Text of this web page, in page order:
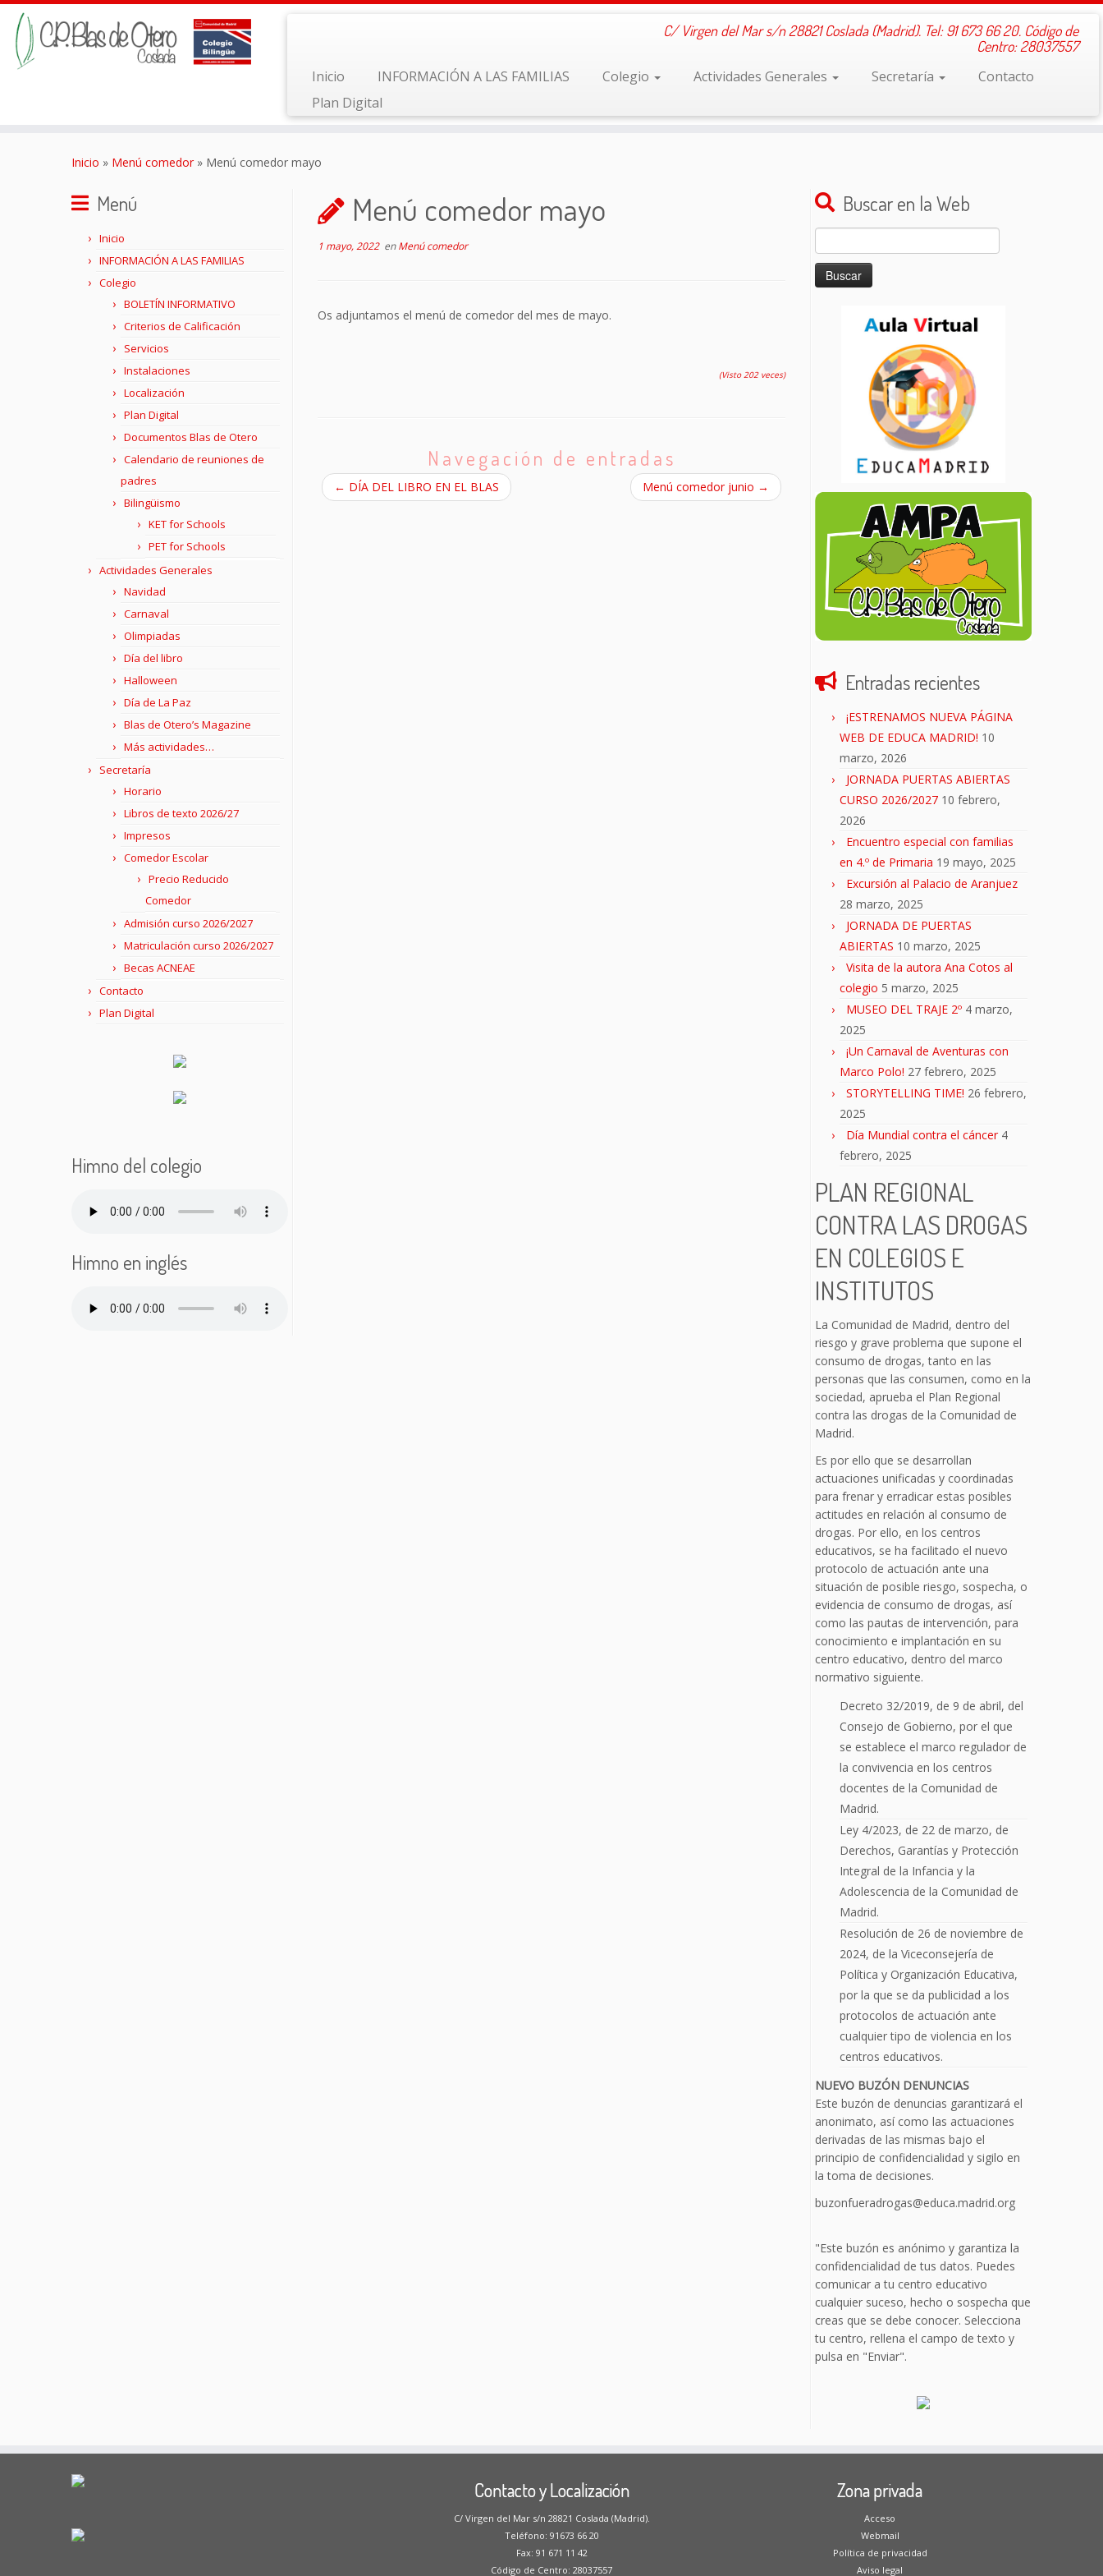
C/ Virgen del Mar s/n 28821 Coslada (Madrid). Tel: 91 673 66 20. Código de
Centro: 28037557
Inicio
INFORMACIÓN A LAS FAMILIAS Colegio Actividades Generales Secretaría
Contacto
Plan Digital
Inicio » Menú comedor » Menú comedor mayo
Menú
Inicio
INFORMACIÓN A LAS FAMILIAS
Colegio
BOLETÍN INFORMATIVO
Criterios de Calificación
Servicios
Instalaciones
Localización
Plan Digital
Documentos Blas de Otero
Calendario de reuniones de
padres
Bilingüismo
KET for Schools
PET for Schools
Actividades Generales
Navidad
Carnaval
Olimpiadas
Día del libro
Halloween
Día de La Paz
Blas de Otero’s Magazine
Más actividades…
Secretaría
Horario
Libros de texto 2026/27
Impresos
Comedor Escolar
Precio Reducido
Comedor
Admisión curso 2026/2027
Matriculación curso 2026/2027
Becas ACNEAE
Contacto
Plan Digital
Himno del colegio
Himno en inglés
Menú comedor mayo
1 mayo, 2022enMenú comedor
Os adjuntamos el menú de comedor del mes de mayo.
(Visto 202 veces)
Navegación de entradas
← DÍA DEL LIBRO EN EL BLAS Menú comedor junio →
Buscar en la Web
Buscar:
Entradas recientes
¡ESTRENAMOS NUEVA PÁGINA
WEB DE EDUCA MADRID! 10
marzo, 2026
JORNADA PUERTAS ABIERTAS
CURSO 2026/2027 10 febrero,
2026
Encuentro especial con familias
en 4.º de Primaria 19 mayo, 2025
Excursión al Palacio de Aranjuez
28 marzo, 2025
JORNADA DE PUERTAS
ABIERTAS 10 marzo, 2025
Visita de la autora Ana Cotos al
colegio 5 marzo, 2025
MUSEO DEL TRAJE 2º 4 marzo,
2025
¡Un Carnaval de Aventuras con
Marco Polo! 27 febrero, 2025
STORYTELLING TIME! 26 febrero,
2025
Día Mundial contra el cáncer 4
febrero, 2025
PLAN REGIONAL
CONTRA LAS DROGAS
EN COLEGIOS E
INSTITUTOS
La Comunidad de Madrid, dentro del
riesgo y grave problema que supone el
consumo de drogas, tanto en las
personas que las consumen, como en la
sociedad, aprueba el Plan Regional
contra las drogas de la Comunidad de
Madrid.
Es por ello que se desarrollan
actuaciones unificadas y coordinadas
para frenar y erradicar estas posibles
actitudes en relación al consumo de
drogas. Por ello, en los centros
educativos, se ha facilitado el nuevo
protocolo de actuación ante una
situación de posible riesgo, sospecha, o
evidencia de consumo de drogas, así
como las pautas de intervención, para
conocimiento e implantación en su
centro educativo, dentro del marco
normativo siguiente.
Decreto 32/2019, de 9 de abril, del
Consejo de Gobierno, por el que
se establece el marco regulador de
la convivencia en los centros
docentes de la Comunidad de
Madrid.
Ley 4/2023, de 22 de marzo, de
Derechos, Garantías y Protección
Integral de la Infancia y la
Adolescencia de la Comunidad de
Madrid.
Resolución de 26 de noviembre de
2024, de la Viceconsejería de
Política y Organización Educativa,
por la que se da publicidad a los
protocolos de actuación ante
cualquier tipo de violencia en los
centros educativos.
NUEVO BUZÓN DENUNCIAS
Este buzón de denuncias garantizará el
anonimato, así como las actuaciones
derivadas de las mismas bajo el
principio de confidencialidad y sigilo en
la toma de decisiones.
buzonfueradrogas@educa.madrid.org
"Este buzón es anónimo y garantiza la
confidencialidad de tus datos. Puedes
comunicar a tu centro educativo
cualquier suceso, hecho o sospecha que
creas que se debe conocer. Selecciona
tu centro, rellena el campo de texto y
pulsa en "Enviar".
Contacto y Localización
C/ Virgen del Mar s/n 28821 Coslada (Madrid).
Teléfono: 91673 66 20
Fax: 91 671 11 42
Código de Centro: 28037557
Zona privada
Acceso
Webmail
Política de privacidad
Aviso legal